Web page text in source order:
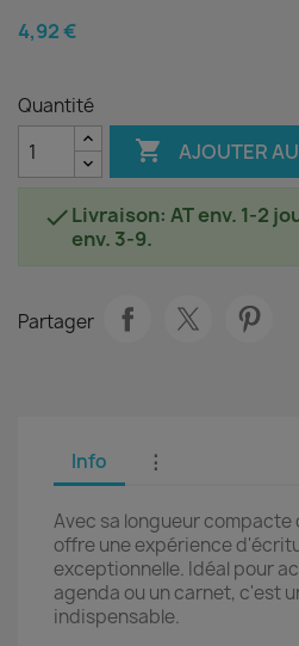
4,92 €
Quantité
 AJOUTER
Livraison: AT env. 1-2
env. 3-9.
Partager
Info ⋮
Avec sa longueur compacte
offre une expérience
exceptionnelle. Idéal pour
agenda ou un carnet, c'est
indispensable.